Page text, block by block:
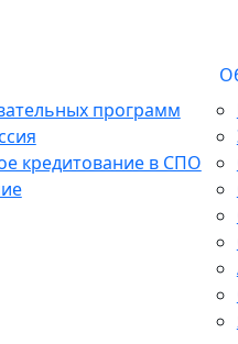
программ
кредитование в СПО